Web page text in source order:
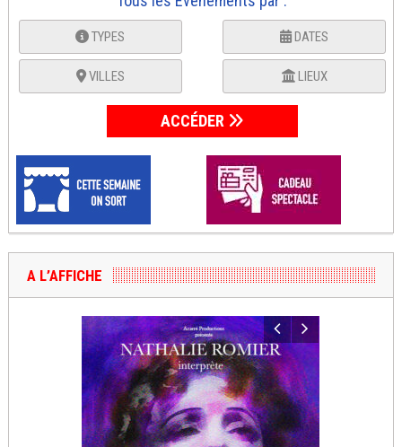
TYPES DATES
VILLES LIEUX
ACCÉDER
A L’AFFICHE